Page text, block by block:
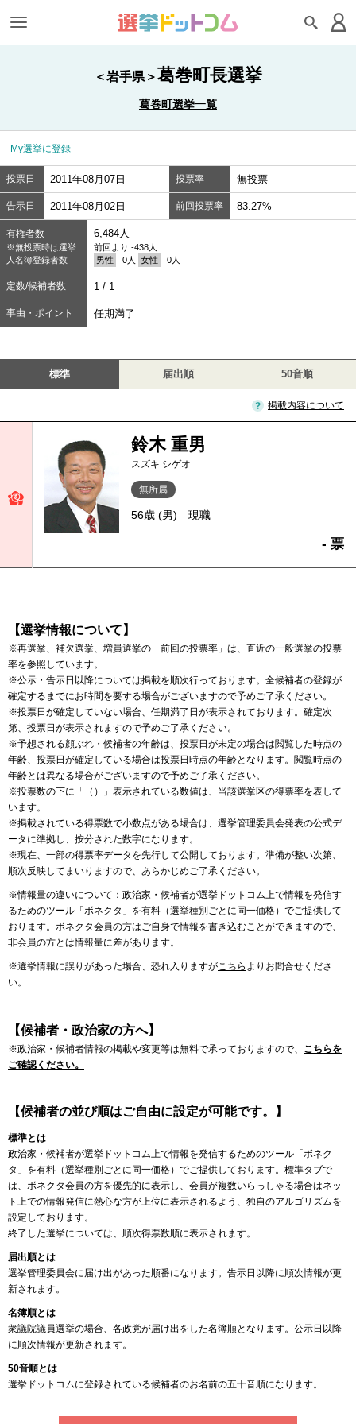
＜岩手県＞葛巻町長選挙
葛巻町選挙一覧
My選挙に登録
投票日 2011年08月07日 投票率 無投票
告示日 2011年08月02日 前回投票率 83.27%
有権者数
※無投票時は選挙
人名簿登録者数
6,484人
前回より -438人
男性
0人 女性 0人
定数/候補者数 1 / 1
事由・ポイント 任期満了
標準 届出順 50音順
掲載内容について
鈴木 重男
スズキ シゲオ
無所属
56歳 (男) 現職
- 票
【選挙情報について】
※再選挙、補欠選挙、増員選挙の「前回の投票率」は、直近の一般選挙の投票
率を参照しています。
※公示・告示日以降については掲載を順次行っております。全候補者の登録が
確定するまでにお時間を要する場合がございますので予めご了承ください。
※投票日が確定していない場合、任期満了日が表示されております。確定次
第、投票日が表示されますので予めご了承ください。
※予想される顔ぶれ・候補者の年齢は、投票日が未定の場合は閲覧した時点の
年齢、投票日が確定している場合は投票日時点の年齢となります。閲覧時点の
年齢とは異なる場合がございますので予めご了承ください。
※投票数の下に「（）」表示されている数値は、当該選挙区の得票率を表して
います。
※掲載されている得票数で小数点がある場合は、選挙管理委員会発表の公式デ
ータに準拠し、按分された数字になります。
※現在、一部の得票率データを先行して公開しております。準備が整い次第、
順次反映してまいりますので、あらかじめご了承ください。
※情報量の違いについて：政治家・候補者が選挙ドットコム上で情報を発信す
るためのツール 「ボネクタ」 を有料（選挙種別ごとに同一価格）でご提供して
おります。ボネクタ会員の方はご自身で情報を書き込むことができますので、
非会員の方とは情報量に差があります。
※選挙情報に誤りがあった場合、恐れ入りますがこちら よりお問合せくださ
い。
【候補者・政治家の方へ】
※政治家・候補者情報の掲載や変更等は無料で承っておりますので、 こちらを
ご確認ください。
【候補者の並び順はご自由に設定が可能です。】
標準とは
政治家・候補者が選挙ドットコム上で情報を発信するためのツール「ボネク
タ」を有料（選挙種別ごとに同一価格）でご提供しております。標準タブで
は、ボネクタ会員の方を優先的に表示し、会員が複数いらっしゃる場合はネッ
ト上での情報発信に熱心な方が上位に表示されるよう、独自のアルゴリズムを
設定しております。
終了した選挙については、順次得票数順に表示されます。
届出順とは
選挙管理委員会に届け出があった順番になります。告示日以降に順次情報が更
新されます。
名簿順とは
衆議院議員選挙の場合、各政党が届け出をした名簿順となります。公示日以降
に順次情報が更新されます。
50音順とは
選挙ドットコムに登録されている候補者のお名前の五十音順になります。